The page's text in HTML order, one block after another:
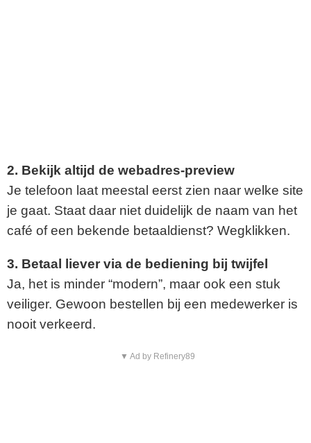
2. Bekijk altijd de webadres-preview
Je telefoon laat meestal eerst zien naar welke site
je gaat. Staat daar niet duidelijk de naam van het
café of een bekende betaaldienst? Wegklikken.
3. Betaal liever via de bediening bij twijfel
Ja, het is minder “modern”, maar ook een stuk
veiliger. Gewoon bestellen bij een medewerker is
nooit verkeerd.
▼ Ad by Refinery89